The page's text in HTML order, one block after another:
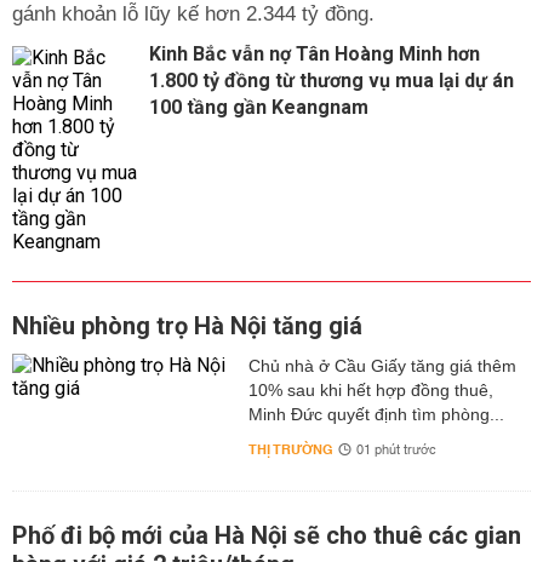
gánh khoản lỗ lũy kế hơn 2.344 tỷ đồng.
Kinh Bắc vẫn nợ Tân Hoàng Minh hơn
1.800 tỷ đồng từ thương vụ mua lại dự án
100 tầng gần Keangnam
Nhiều phòng trọ Hà Nội tăng giá
Chủ nhà ở Cầu Giấy tăng giá thêm
10% sau khi hết hợp đồng thuê,
Minh Đức quyết định tìm phòng...
THỊ TRƯỜNG 01 phút trước
Phố đi bộ mới của Hà Nội sẽ cho thuê các gian